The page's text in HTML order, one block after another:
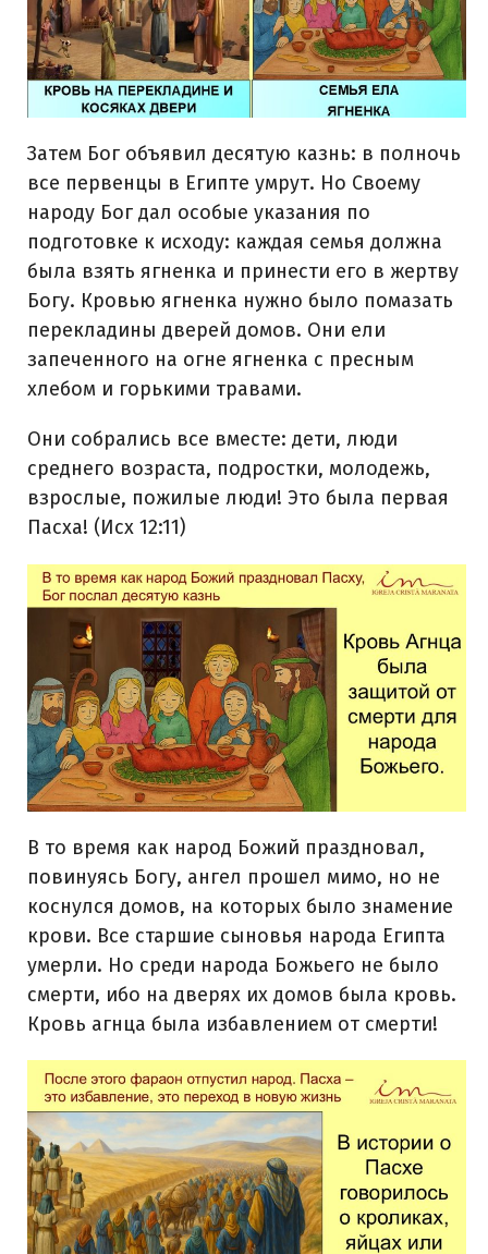
Затем Бог объявил десятую казнь: в полночь
все первенцы в Египте умрут. Но Своему
народу Бог дал особые указания по
подготовке к исходу: каждая семья должна
была взять ягненка и принести его в жертву
Богу. Кровью ягненка нужно было помазать
перекладины дверей домов. Они ели
запеченного на огне ягненка с пресным
хлебом и горькими травами.
Они собрались все вместе: дети, люди
среднего возраста, подростки, молодежь,
взрослые, пожилые люди! Это была первая
Пасха! (Исх 12:11)
В то время как народ Божий праздновал,
повинуясь Богу, ангел прошел мимо, но не
коснулся домов, на которых было знамение
крови. Все старшие сыновья народа Египта
умерли. Но среди народа Божьего не было
смерти, ибо на дверях их домов была кровь.
Кровь агнца была избавлением от смерти!